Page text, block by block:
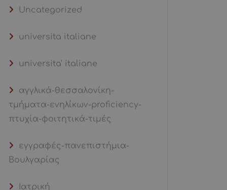
Uncategorized
universita italiane
universita' italiane
αγγλικά-θεσσαλονίκη-
τμήματα-ενηλίκων-proficiency-
πτυχία-φοιτητικά-τιμές
εγγραφές-πανεπιστήμια-
Βουλγαρίας
Ιατρική